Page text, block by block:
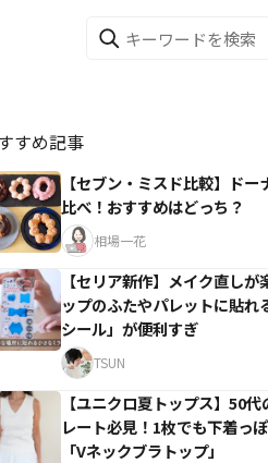
すめ記事
【セブン・ミスド比較】ドー
比べ！おすすめはどっち？
相場一花
【セリア新作】メイク直しが
ップのふたやパレットに貼れ
シール」が便利すぎ
TSUN
【ユニクロ夏トップス】50
レート必見！1枚でも下着っ
「Vネックブラトップ」